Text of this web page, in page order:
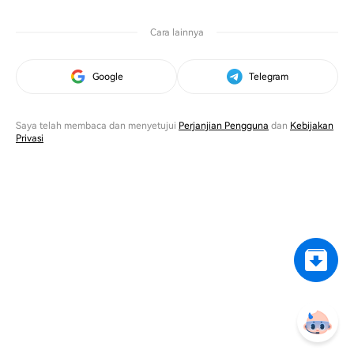
Cara lainnya
Google Telegram
Saya telah membaca dan menyetujui Perjanjian Pengguna dan Kebijakan
Privasi